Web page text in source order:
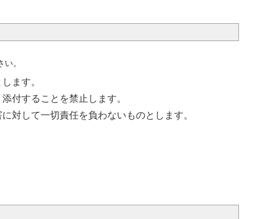
。
ます。
付することを禁止します。
対して一切責任を負わないものとします。